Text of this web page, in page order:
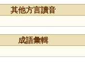
其他方言讀音
成語彙輯